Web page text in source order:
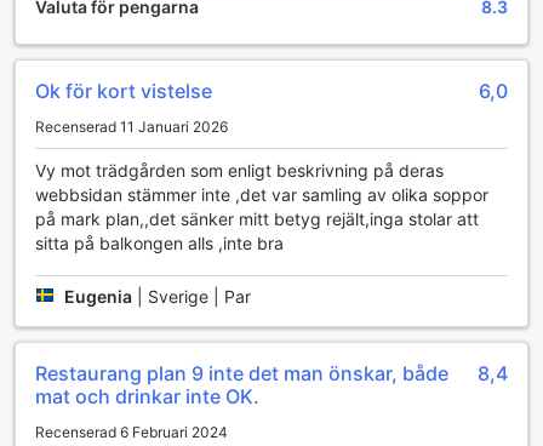
hotelgården, en grönskande oas där du kan promenera
bland blommande växter och koppla av i den friska luften.
plats för avkoppling, läsning eller att bara njuta av en
vacker solnedgång i en fridfull miljö.
Sport- och fritidsfaciliteter på Seaphere Pattaya Hotel
Seaphere Pattaya Hotel erbjuder en mängd fantastiska
sport- och fritidsfaciliteter för att göra din vistelse
koppla av under solen eller ta ett uppfriskande dopp för att
svalka dig. Runt poolen finns en trevlig poolbar där du kan
njuta av läckra drycker och snacks medan du blickar ut
över den vackra omgivningen. För de äventyrslystna finns
även en vattenpark som ger spänning och glädje för hela
familjen, perfekt för en dag fylld med lek och skratt. När du
vill koppla av vid havet kan du enkelt ta dig till den vackra
Valuta för pengarna 8.3
Ok för kort vistelse 6,0
Recenserad 11 Januari 2026
Vy mot trädgården som enligt beskrivning på deras
webbsidan stämmer inte ,det var samling av olika soppor
på mark plan,,det sänker mitt betyg rejält,inga stolar att
sitta på balkongen alls ,inte bra
Eugenia Sverige | Par
Restaurang plan 9 inte det man önskar, både
mat och drinkar inte OK.
8,4
Recenserad 6 Februari 2024